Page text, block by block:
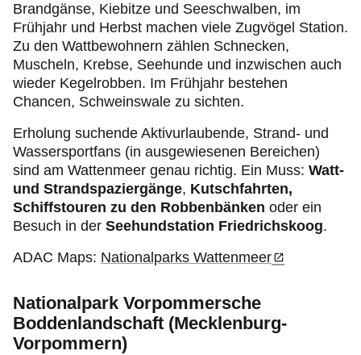
Brandgänse, Kiebitze und Seeschwalben, im
Frühjahr und Herbst machen viele Zugvögel Station.
Zu den Wattbewohnern zählen Schnecken,
Muscheln, Krebse, Seehunde und inzwischen auch
wieder Kegelrobben. Im Frühjahr bestehen
Chancen, Schweinswale zu sichten.
Erholung suchende Aktivurlaubende, Strand- und
Wassersportfans (in ausgewiesenen Bereichen)
sind am Wattenmeer genau richtig. Ein Muss: Watt-
und Strandspaziergänge, Kutschfahrten,
Schiffstouren zu den Robbenbänken oder ein
Besuch in der Seehundstation Friedrichskoog.
ADAC Maps: Nationalparks Wattenmeer
Nationalpark Vorpommersche
Boddenlandschaft (Mecklenburg-
Vorpommern)